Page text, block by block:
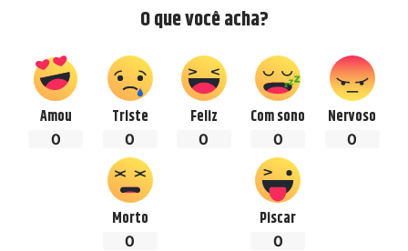
O que você acha?
Amou
0
Triste
0
Feliz
0
Com sono
0
Nervoso
0
Morto
0
Piscar
0